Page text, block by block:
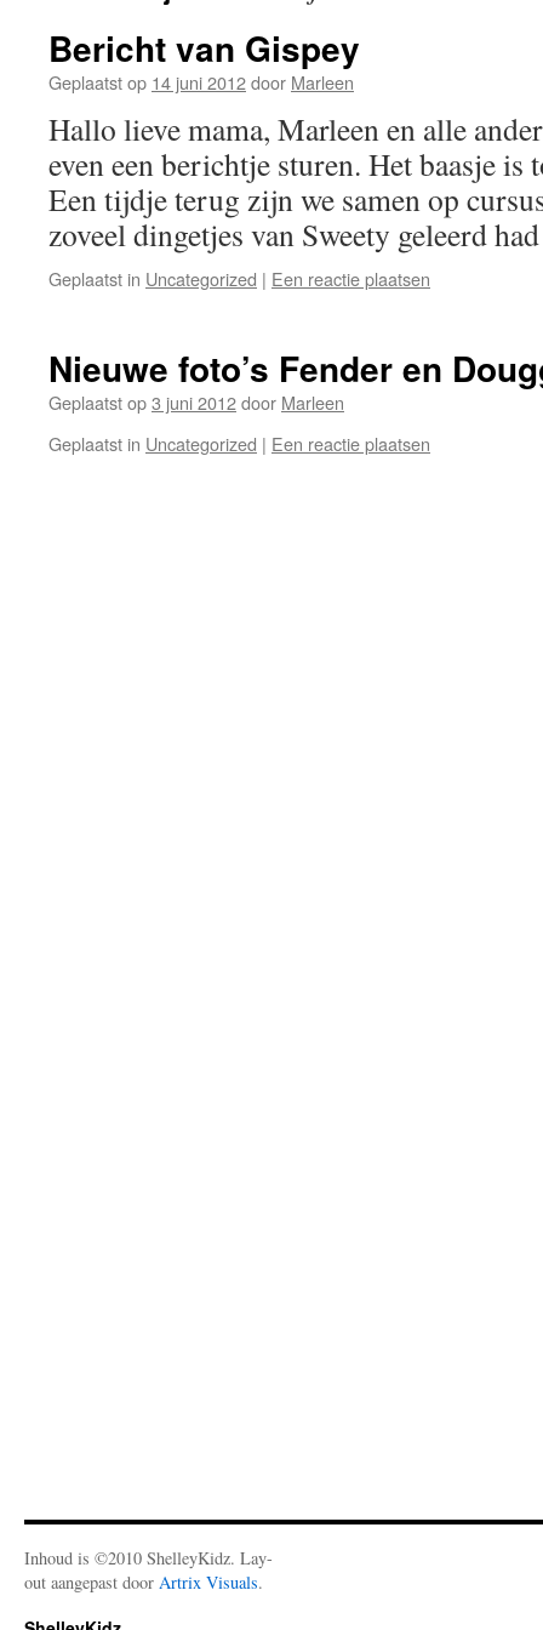
Bericht van Gispey
Geplaatst op 14 juni 2012door Marleen
Hallo lieve mama, Marleen en alle
even een berichtje sturen. Het baasje
Een tijdje terug zijn we samen op
zoveel dingetjes van Sweety geleerd
Geplaatst in Uncategorized | Een reactie plaatsen
Nieuwe foto’s Fender en
Geplaatst op3 juni 2012door Marleen
Geplaatst in Uncategorized | Een reactie plaatsen
Inhoud is ©2010 ShelleyKidz. Lay-
out aangepast door Artrix Visuals.